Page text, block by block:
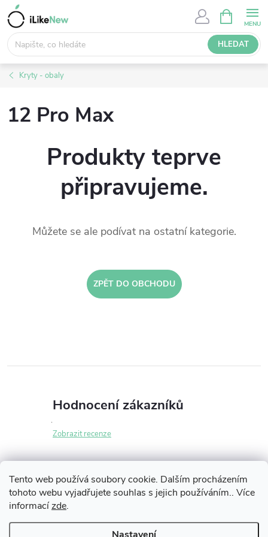
Tento web používá soubory cookie. Dalším procházením
tohoto webu vyjadřujete souhlas s jejich používáním.. Více
informacízde.
Přejít
na
obsah
HLEDAT
NÁKUPNÍ
KOŠÍK
Kryty - obaly
12 Pro Max
Produkty teprve
připravujeme.
Můžete se ale podívat na ostatní kategorie.
ZPĚT DO OBCHODU
Hodnocení zákazníků
Zobrazit recenze
Z